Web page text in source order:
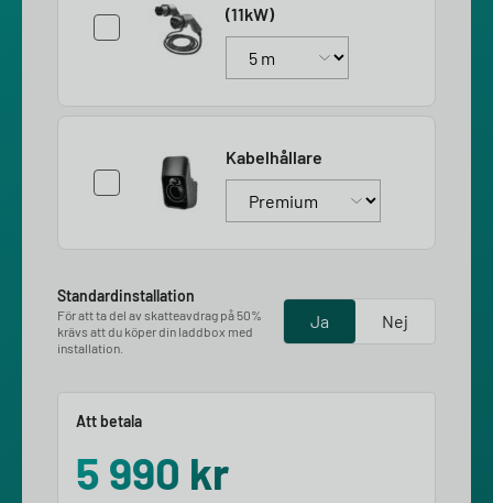
(11kW)
Kabelhållare
Standardinstallation
För att ta del av skatteavdrag på 50%
krävs att du köper din laddbox med
installation.
Ja Nej
Att betala
5 990 kr